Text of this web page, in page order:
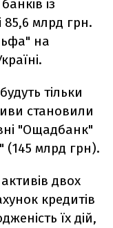
із
85,6 млрд грн.
на
тільки
становили
"Ощадбанк"
(145 млрд грн).
двох
кредитів
їх дій,